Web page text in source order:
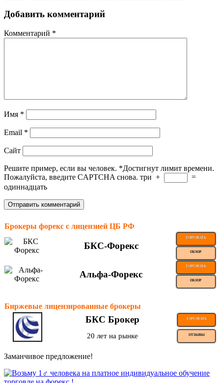
Добавить комментарий
Комментарий *
Имя *
Email *
Сайт
Решите пример, если вы человек. *Достигнут лимит времени.
Пожалуйста, введите CAPTCHA снова. три +
=
одиннадцать
Брокеры форекс с лицензией ЦБ РФ
БКС-Форекс
ТОРГОВАТЬ
ОБЗОР
Альфа-Форекс
ТОРГОВАТЬ
ОБЗОР
Биржевые лицензированные брокеры
БКС Брокер ТОРГОВАТЬ
20 лет на рынке ОТЗЫВЫ
Заманчивое предложение!